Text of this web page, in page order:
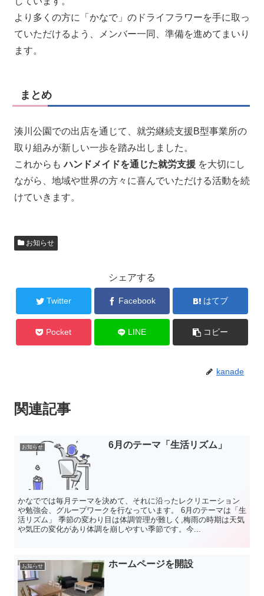
より多くの方に「かなで」のドライフラワーを手に取っ
ていただけるよう、メンバー一同、準備を進めてまいり
ます。
まとめ
湊川公園での出店を通じて、就労継続支援B型事業所の
取り組みが新しい一歩を踏み出しました。
これからもハンドメイドを通じた就労支援 を大切にし
ながら、地域や世界の方々に喜んでいただける活動を続
けていきます。
お知らせ
シェアする
Twitter Facebook はてブ
Pocket LINE コピー
kanade
関連記事
お知らせ 6月のテーマ「生活リズム」
かなででは毎月テーマを決めて、それに沿ったレクリエーション
や勉強会、グループワークを行なっています。 6月のテーマは「生
活リズム」 季節の変わり目は体調管理が難しく,梅雨の時期は天気
や気圧の変化があり体調を崩しやすい季節です。今...
お知らせ ホームページを開設